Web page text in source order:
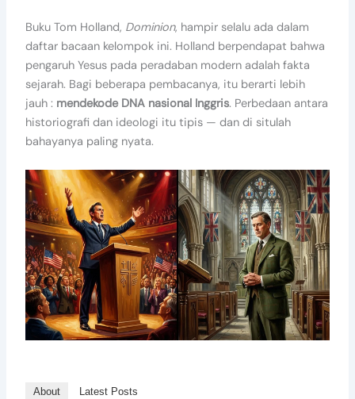
Buku Tom Holland, Dominion, hampir selalu ada dalam
daftar bacaan kelompok ini. Holland berpendapat bahwa
pengaruh Yesus pada peradaban modern adalah fakta
sejarah. Bagi beberapa pembacanya, itu berarti lebih
jauh : mendekode DNA nasional Inggris. Perbedaan antara
historiografi dan ideologi itu tipis — dan di situlah
bahayanya paling nyata.
About Latest Posts